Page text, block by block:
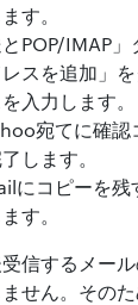
す。
POP/IMAP」
レスを追加」
入力します。
宛てに確認
します。
にコピーを残
す。
信するメー
せん。その